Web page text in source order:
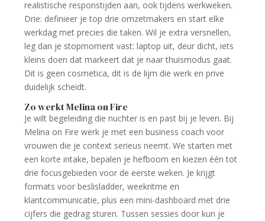
realistische responstijden aan, ook tijdens werkweken.
Drie: definieer je top drie omzetmakers en start elke
werkdag met precies die taken. Wil je extra versnellen,
leg dan je stopmoment vast: laptop uit, deur dicht, iets
kleins doen dat markeert dat je naar thuismodus gaat.
Dit is geen cosmetica, dit is de lijm die werk en prive
duidelijk scheidt.
Zo werkt Melina on Fire
Je wilt begeleiding die nuchter is en past bij je leven. Bij
Melina on Fire werk je met een business coach voor
vrouwen die je context serieus neemt. We starten met
een korte intake, bepalen je hefboom en kiezen één tot
drie focusgebieden voor de eerste weken. Je krijgt
formats voor beslisladder, weekritme en
klantcommunicatie, plus een mini-dashboard met drie
cijfers die gedrag sturen. Tussen sessies door kun je